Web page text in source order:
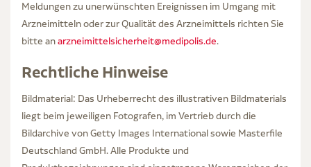
Meldungen zu unerwünschten Ereignissen im Umgang mit
Arzneimitteln oder zur Qualität des Arzneimittels richten Sie
bitte anarzneimittelsicherheit@medipolis.de.
Rechtliche Hinweise
Bildmaterial: Das Urheberrecht des illustrativen Bildmaterials
liegt beim jeweiligen Fotografen, im Vertrieb durch die
Bildarchive von Getty Images International sowie Masterfile
Deutschland GmbH. Alle Produkte und